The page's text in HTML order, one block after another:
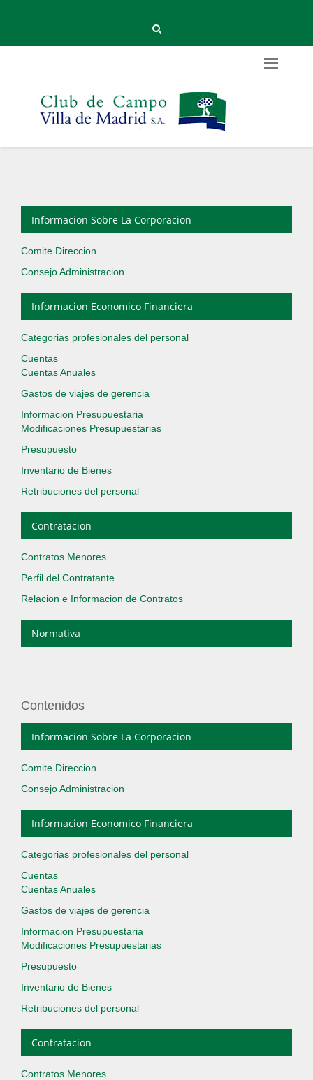
Informacion Sobre La Corporacion
Comite Direccion
Consejo Administracion
Informacion Economico Financiera
Categorias profesionales del personal
Cuentas
Cuentas Anuales
Gastos de viajes de gerencia
Informacion Presupuestaria
Modificaciones Presupuestarias
Presupuesto
Inventario de Bienes
Retribuciones del personal
Contratacion
Contratos Menores
Perfil del Contratante
Relacion e Informacion de Contratos
Normativa
Contenidos
Informacion Sobre La Corporacion
Comite Direccion
Consejo Administracion
Informacion Economico Financiera
Categorias profesionales del personal
Cuentas
Cuentas Anuales
Gastos de viajes de gerencia
Informacion Presupuestaria
Modificaciones Presupuestarias
Presupuesto
Inventario de Bienes
Retribuciones del personal
Contratacion
Contratos Menores